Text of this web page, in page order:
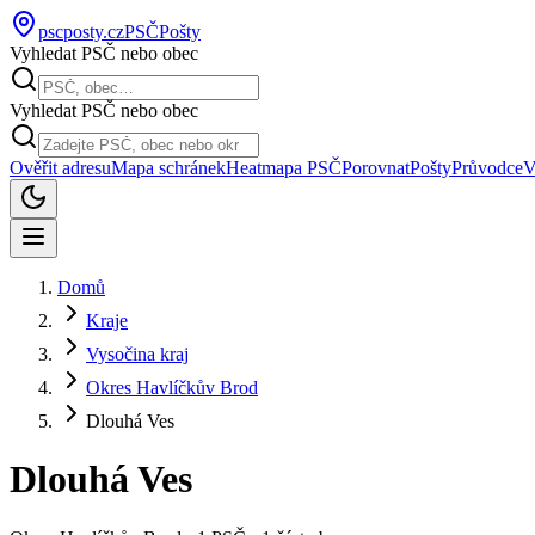
pscposty.czPSČPošty
Vyhledat PSČ nebo obec
Vyhledat PSČ nebo obec
Ověřit adresuMapa schránekHeatmapa PSČPorovnatPoštyPrůvodce
Domů
Kraje
Vysočina kraj
Okres Havlíčkův Brod
Dlouhá Ves
Dlouhá Ves